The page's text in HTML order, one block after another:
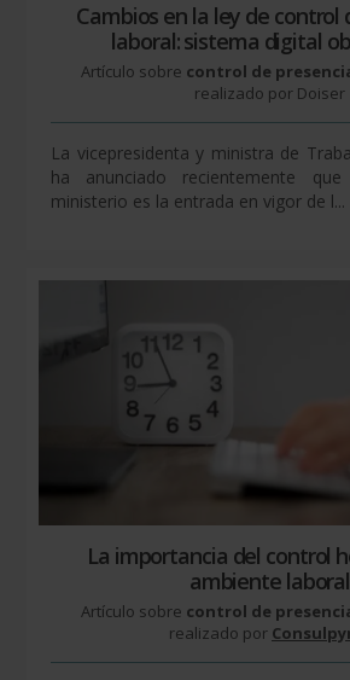
Cambios en la ley de control
laboral: sistema digital
Artículo sobre control de
realizado por Doiser
La vicepresidenta y ministra de
ha anunciado recientemente
ministerio es la entrada en vigor de l...
La importancia del control
ambiente laboral
Artículo sobre control de
realizado por